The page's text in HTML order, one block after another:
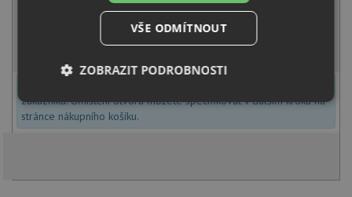
SKLADEM U VÝROBCE
KOUPIT
zákazníka. Umístění otvoru můžete specifikovat v dalším kroku na
stránce nákupního košíku.
VŠE ODMÍTNOUT
ZOBRAZIT PODROBNOSTI
Nezbytně
nutné
soubory
Výkonové
Soubory